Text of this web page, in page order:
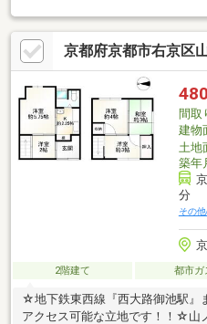
駐車3台可能（1台分はシャッター
地広々約56坪の4SLDKの間取り●
理整頓がしやすい◎〇いつでもご
い合わせください♪実際の雰囲気
ネットだけでは分からない情報を
京都府京都市右京区
480
間取
建物
土地
築年
分
その
2階建て 都市ガ
☆地下鉄東西線『西大路御池駅』
アクセス可能な立地です！！☆山